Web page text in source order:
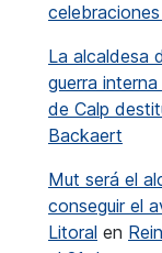
La alcaldesa
guerra
de Calp
Backaert
Mut será el
conseguir el
Litoral en